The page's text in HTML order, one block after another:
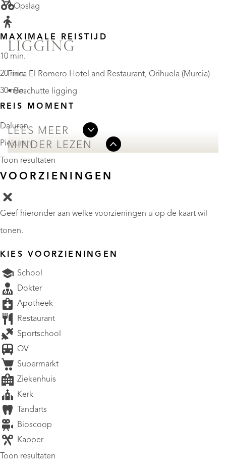
• Opslag
LIGGING
Finca El Romero Hotel and Restaurant, Orihuela (Murcia)
• Beschutte ligging
LEES MEER
MINDER LEZEN
MAXIMALE REISTIJD
10 min.
20 min.
30 min.
REIS MOMENT
Daluren
Piekuren
Toon resultaten
VOORZIENINGEN
Geef hieronder aan welke voorzieningen u op de kaart wil
tonen.
KIES VOORZIENINGEN
School
Dokter
Apotheek
Restaurant
Sportschool
OV
Supermarkt
Ziekenhuis
Kerk
Tandarts
Bioscoop
Kapper
Toon resultaten